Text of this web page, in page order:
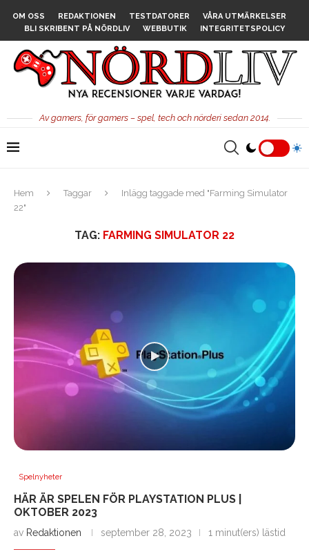
OM OSS REDAKTIONEN TESTDATORER
VÅRA UTMÄRKELSER
BLI SKRIBENT PÅ NÖRDLIV
WEBBUTIK INTEGRITETSPOLICY
Av gamers, för gamers – spel, tech och nörderi sedan 2014.
Hem Taggar
Inlägg taggade med "Farming Simulator
22"
TAG: FARMING SIMULATOR 22
Spelnyheter
HÄR ÄR SPELEN FÖR PLAYSTATION PLUS |
OKTOBER 2023
av Redaktionen september 28, 2023 1 minut(ers) lästid